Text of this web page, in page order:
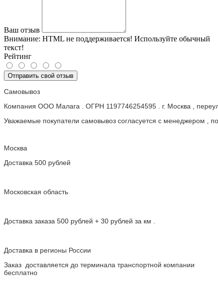
Ваш отзыв
Внимание: HTML не поддерживается! Используйте обычный
текст!
Рейтинг
Отправить свой отзыв
Самовывоз
Компания ООО Малага . ОГРН 1197746254595 . г. Москва ,
Уважаемые покупатели самовывоз согласуется с менеджером ,
Москва
Доставка 500 рублей
Московская область
Доставка заказа 500 рублей + 30 рублей за км .
Доставка в регионы России
Заказ доставляется до терминала транспортной компании
бесплатно